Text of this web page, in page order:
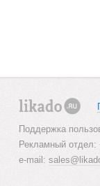
Поддержка
Рекламный отдел:
e-mail: